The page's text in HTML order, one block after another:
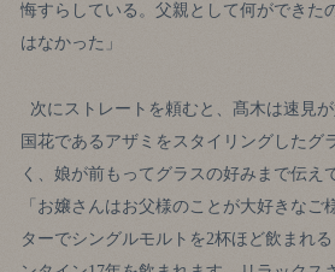
悔すらしている。父親として何ができた
はなかった」
次にストレートを頼むと、髙木は速見
国花であるアザミをスタイリングしたグ
く、娘が前もってグラスの好みまで伝え
「お嬢さんはお父様のことが大好きなご
ターでシングルモルトを2杯ほど飲まれ